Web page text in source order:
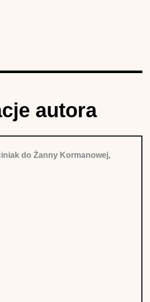
autora
do Żanny Kormanowej,